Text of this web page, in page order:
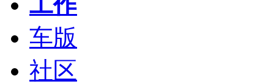
车版
社区